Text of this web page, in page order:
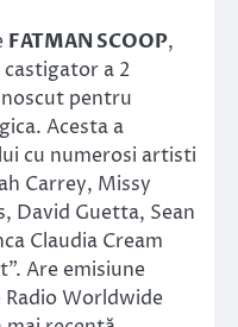
FATMAN SCOOP,
a 2
pentru
Acesta a
cu numerosi artisti
Carrey, Missy
David Guetta, Sean
Claudia Cream
Are emisiune
Worldwide